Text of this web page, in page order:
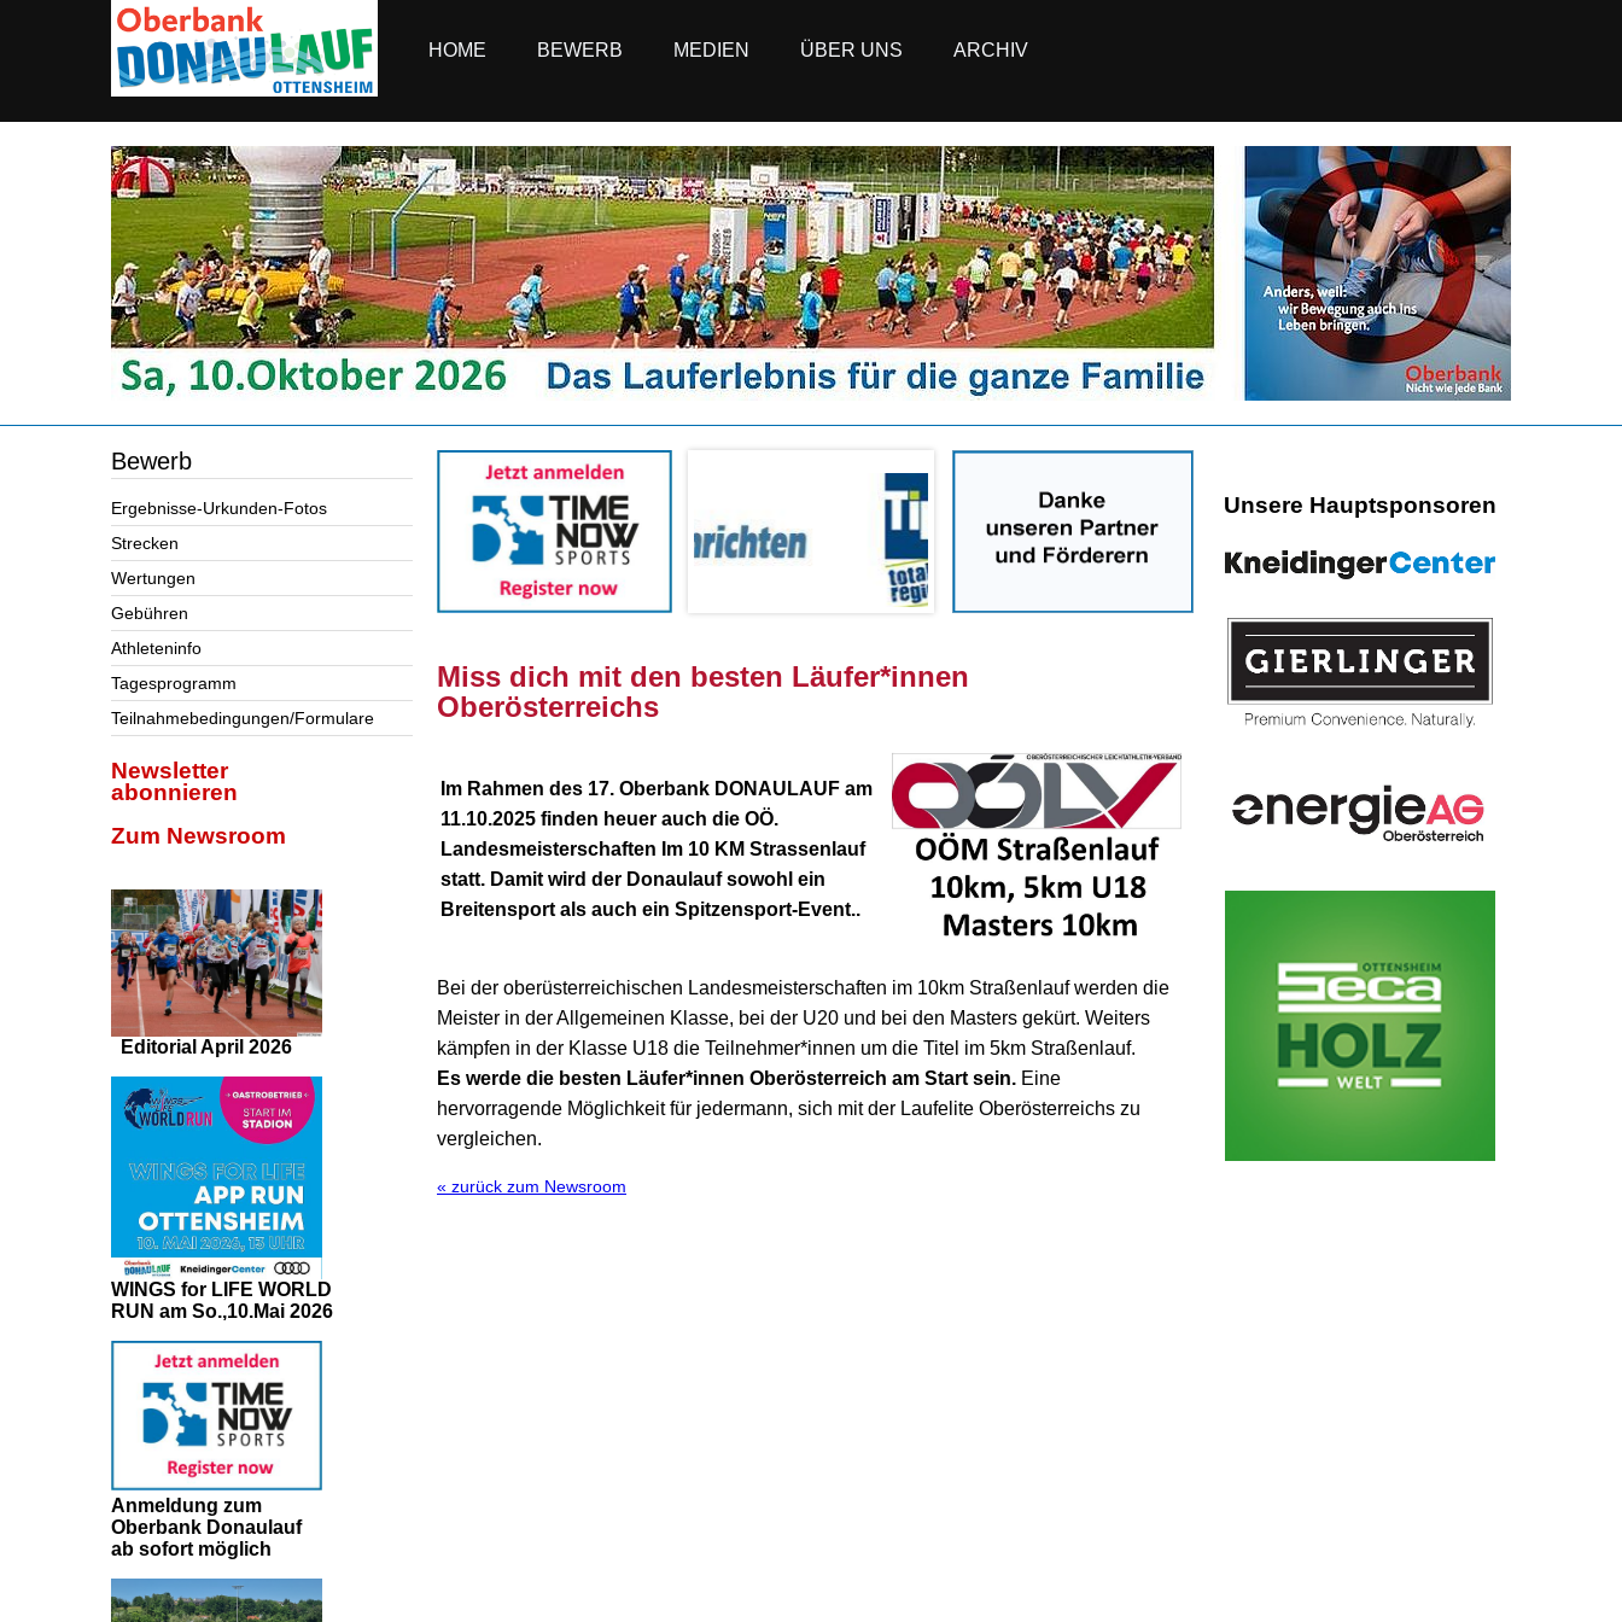
HOME BEWERB MEDIEN ÜBER UNS ARCHIV
Bewerb
Ergebnisse-Urkunden-Fotos
Strecken
Wertungen
Gebühren
Athleteninfo
Tagesprogramm
Teilnahmebedingungen/Formulare
Newsletter
abonnieren
Zum Newsroom
Editorial April 2026
WINGS for LIFE WORLD
RUN am So.,10.Mai 2026
Anmeldung zum
Oberbank Donaulauf
ab sofort möglich
Miss dich mit den besten Läufer*innen
Oberösterreichs
Im Rahmen des 17. Oberbank DONAULAUF am
11.10.2025 finden heuer auch die OÖ.
Landesmeisterschaften Im 10 KM Strassenlauf
statt. Damit wird der Donaulauf sowohl ein
Breitensport als auch ein Spitzensport-Event..
Bei der oberüsterreichischen Landesmeisterschaften im 10km Straßenlauf werden die
Meister in der Allgemeinen Klasse, bei der U20 und bei den Masters gekürt. Weiters
kämpfen in der Klasse U18 die Teilnehmer*innen um die Titel im 5km Straßenlauf.
Es werde die besten Läufer*innen Oberösterreich am Start sein. Eine
hervorragende Möglichkeit für jedermann, sich mit der Laufelite Oberösterreichs zu
vergleichen.
« zurück zum Newsroom
Unsere Hauptsponsoren